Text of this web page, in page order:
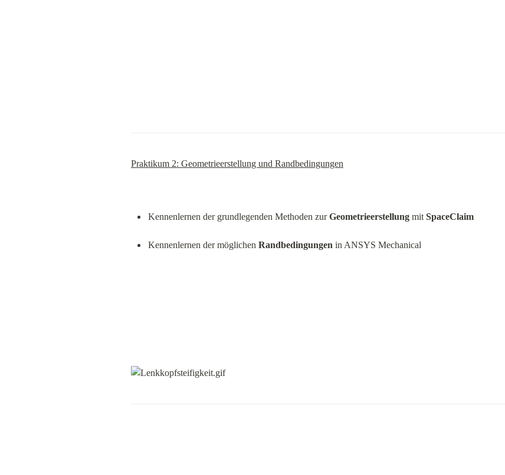
Praktikum 2: Geometrieerstellung und Randbedingungen
Kennenlernen der grundlegenden Methoden zur Geometrieerstellung mit SpaceClaim
Kennenlernen der möglichen Randbedingungen in ANSYS Mechanical